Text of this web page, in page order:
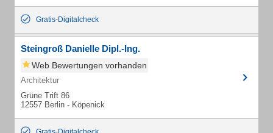
Gratis-Digitalcheck
Steingroß Danielle Dipl.-Ing.
Web Bewertungen vorhanden
Architektur
Grüne Trift 86
12557 Berlin - Köpenick